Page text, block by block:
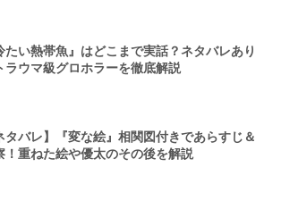
たい熱帯魚』はどこまで実話？ネタバレあり
ラウマ級グロホラーを徹底解説
タバレ】『変な絵』相関図付きであらすじ＆
！重ねた絵や優太のその後を解説